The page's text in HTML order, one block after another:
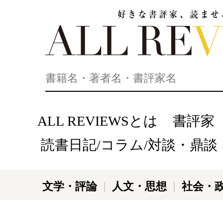
ALL REVIEWSとは
書評家
読書日記/コラム/対談・鼎談
文学・評論 人文・思想
社会・